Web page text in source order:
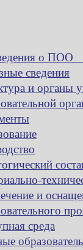
о
сведения
и органы
и
среда